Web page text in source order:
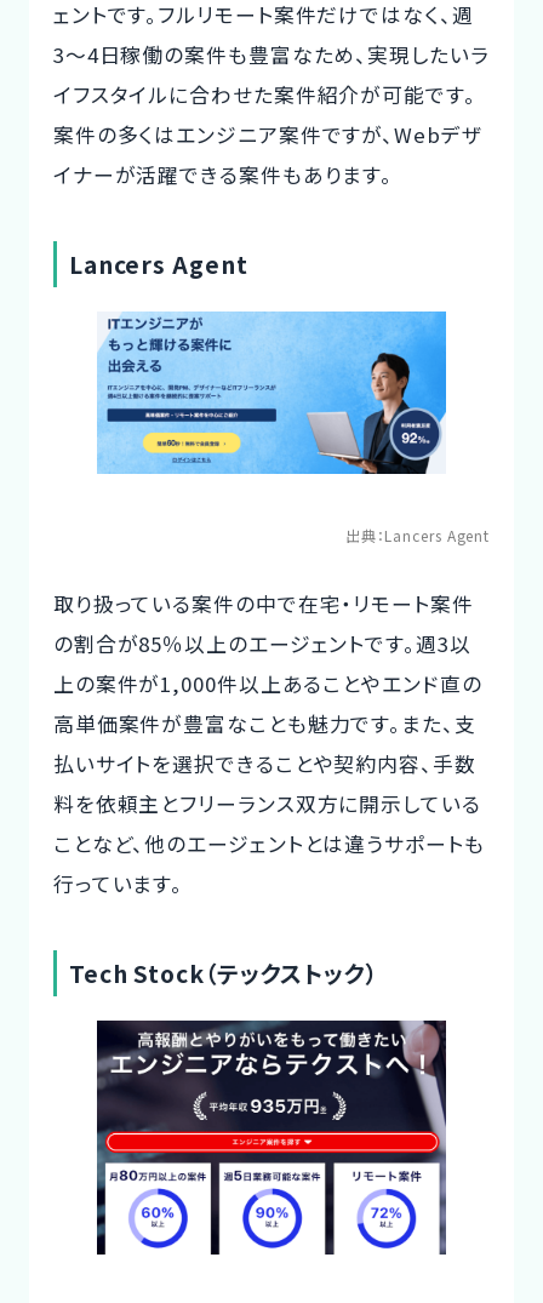
ェントです。フルリモート案件だけではなく、週
3〜4日稼働の案件も豊富なため、実現したいラ
イフスタイルに合わせた案件紹介が可能です。
案件の多くはエンジニア案件ですが、Webデザ
イナーが活躍できる案件もあります。
Lancers Agent
出典：Lancers Agent
取り扱っている案件の中で在宅・リモート案件
の割合が85％以上のエージェントです。週3以
上の案件が1,000件以上あることやエンド直の
高単価案件が豊富なことも魅力です。また、支
払いサイトを選択できることや契約内容、手数
料を依頼主とフリーランス双方に開示している
ことなど、他のエージェントとは違うサポートも
行っています。
Tech Stock（テックストック）